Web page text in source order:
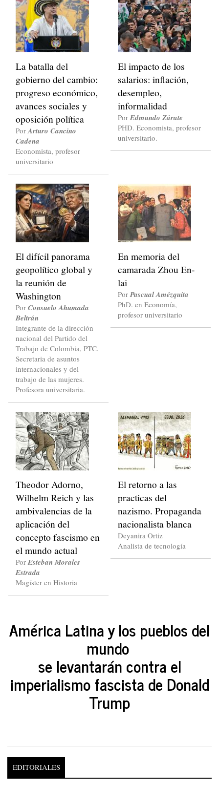
La batalla del
gobierno del cambio:
progreso económico,
avances sociales y
oposición política
PorArturo Cancino
Cadena
Economista, profesor
universitario
El impacto de los
salarios: inflación,
desempleo,
informalidad
PorEdmundo Zárate
PHD. Economista, profesor
universitario.
El difícil panorama
geopolítico global y
la reunión de
Washington
PorConsuelo Ahumada
Beltrán
Integrante de la dirección
nacional del Partido del
Trabajo de Colombia, PTC.
Secretaria de asuntos
internacionales y del
trabajo de las mujeres.
Profesora universitaria.
En memoria del
camarada Zhou En-
lai
PorPascual Amézquita
PhD. en Economía,
profesor universitario
Theodor Adorno,
Wilhelm Reich y las
ambivalencias de la
aplicación del
concepto fascismo en
el mundo actual
PorEsteban Morales
Estrada
Magíster en Historia
El retorno a las
practicas del
nazismo. Propaganda
nacionalista blanca
Deyanira Ortiz
Analista de tecnología
América Latina y los pueblos del
mundo
se levantarán contra el
imperialismo fascista de Donald
Trump
EDITORIALES